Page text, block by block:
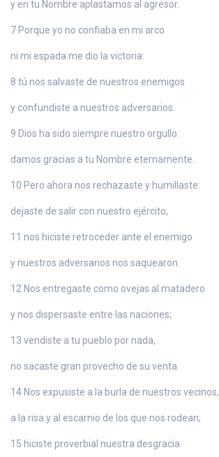
y en tu Nombre aplastamos al agresor.
7 Porque yo no confiaba en mi arco
ni mi espada me dio la victoria:
8 tú nos salvaste de nuestros enemigos
y confundiste a nuestros adversarios.
9 Dios ha sido siempre nuestro orgullo:
damos gracias a tu Nombre eternamente.
10 Pero ahora nos rechazaste y humillaste:
dejaste de salir con nuestro ejército,
11 nos hiciste retroceder ante el enemigo
y nuestros adversarios nos saquearon.
12 Nos entregaste como ovejas al matadero
y nos dispersaste entre las naciones;
13 vendiste a tu pueblo por nada,
no sacaste gran provecho de su venta.
14 Nos expusiste a la burla de nuestros vecinos,
a la risa y al escarnio de los que nos rodean;
15 hiciste proverbial nuestra desgracia